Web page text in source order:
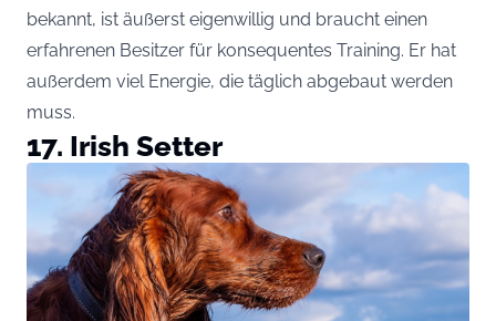
bekannt, ist äußerst eigenwillig und braucht einen
erfahrenen Besitzer für konsequentes Training. Er hat
außerdem viel Energie, die täglich abgebaut werden
muss.
17. Irish Setter